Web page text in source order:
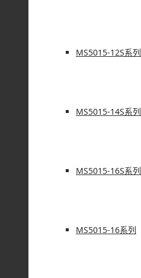
MS5015-12S系列
MS5015-14S系列
MS5015-16S系列
MS5015-16系列